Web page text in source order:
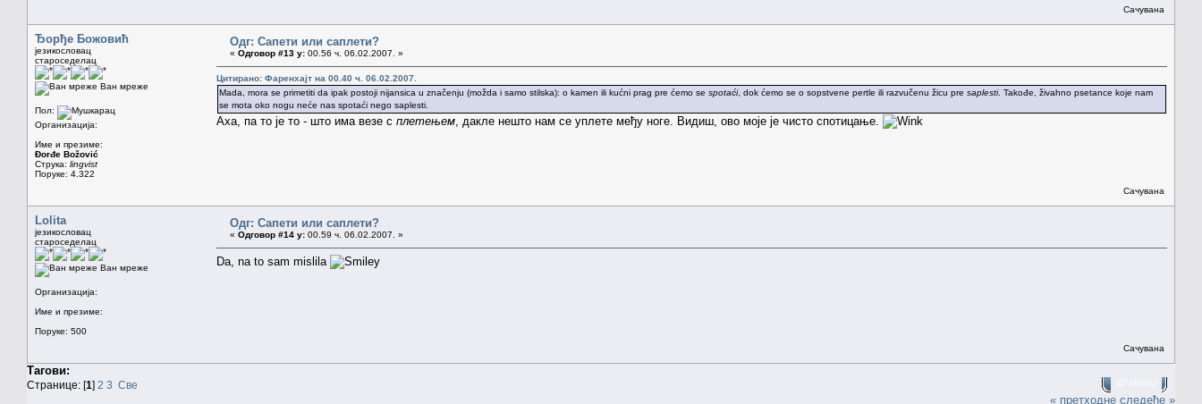
Сачувана
Ђорђе Божовић
језикословац
староседелац
Ван мреже
Пол:
Организација:
Име и презиме:
Đorđe Božović
Струка: lingvist
Поруке: 4.322
Одг: Сапети или саплети?
« Одговор #13 у: 00.56 ч. 06.02.2007. »
Цитирано: Фаренхајт на 00.40 ч. 06.02.2007.
Mada, mora se primetiti da ipak postoji nijansica u značenju (možda i samo stilska): o kamen ili kućni prag pre ćemo se spotaći, dok ćemo se o sopstvene pertle ili razvučenu žicu pre saplesti. Takođe, živahno psetance koje nam
se mota oko nogu neće nas spotaći nego saplesti.
Аха, па то је то - што има везе с плетењем , дакле нешто нам се уплете међу ноге. Видиш, ово моје је чисто спотицање.
Сачувана
Lolita
језикословац
староседелац
Ван мреже
Организација:
Име и презиме:
Поруке: 500
Одг: Сапети или саплети?
« Одговор #14 у: 00.59 ч. 06.02.2007. »
Da, na to sam mislila
Сачувана
Тагови:
Странице: [1] 2 3 Све
« претходне следеће »